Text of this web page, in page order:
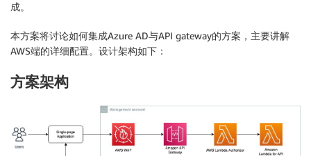
成。
本方案将讨论如何集成Azure AD与API gateway的方案，主要讲解
AWS端的详细配置。设计架构如下：
方案架构